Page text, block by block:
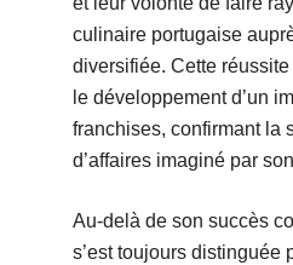
culinaire portugaise
diversifiée. Cette
le développement d’un
franchises, confirmant la
d’affaires imaginé par
Au-delà de son succès
s’est toujours distinguée